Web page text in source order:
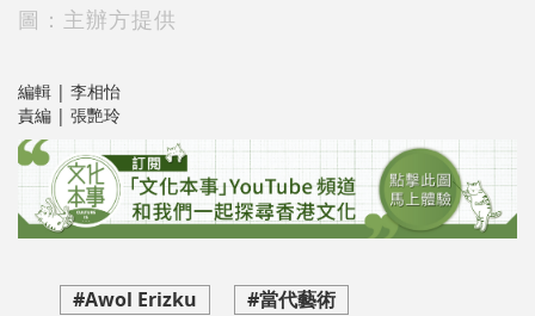
圖：主辦方提供
編輯 | 李相怡
責編 | 張艷玲
#Awol Erizku
#當代藝術